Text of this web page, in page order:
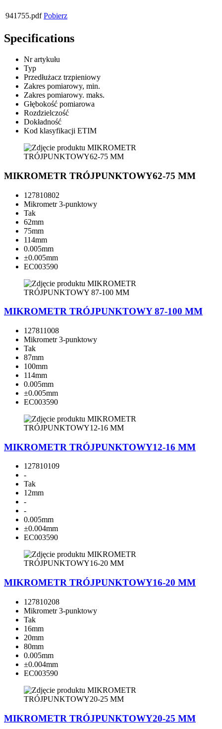
941755.pdf Pobierz
Specifications
Nr artykułu
Typ
Przedłużacz trzpieniowy
Zakres pomiarowy, min.
Zakres pomiarowy. maks.
Głębokość pomiarowa
Rozdzielczość
Dokładność
Kod klasyfikacji ETIM
MIKROMETR TRÓJPUNKTOWY62-75 MM
127810802
Mikrometr 3-punktowy
Tak
62mm
75mm
114mm
0.005mm
±0.005mm
EC003590
MIKROMETR TRÓJPUNKTOWY 87-100 MM
127811008
Mikrometr 3-punktowy
Tak
87mm
100mm
114mm
0.005mm
±0.005mm
EC003590
MIKROMETR TRÓJPUNKTOWY12-16 MM
127810109
-
Tak
12mm
-
-
0.005mm
±0.004mm
EC003590
MIKROMETR TRÓJPUNKTOWY16-20 MM
127810208
Mikrometr 3-punktowy
Tak
16mm
20mm
80mm
0.005mm
±0.004mm
EC003590
MIKROMETR TRÓJPUNKTOWY20-25 MM